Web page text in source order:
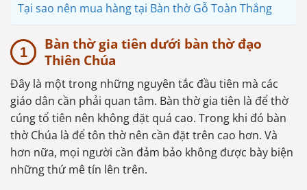
Tại sao nên mua hàng tại Bàn thờ Gỗ Toàn Thắng
Bàn thờ gia tiên dưới bàn thờ đạo
Thiên Chúa
Đây là một trong những nguyên tắc đầu tiên mà các
giáo dân cần phải quan tâm. Bàn thờ gia tiên là để thờ
cúng tổ tiên nên không đặt quá cao. Trong khi đó bàn
thờ Chúa là để tôn thờ nên cần đặt trên cao hơn. Và
hơn nữa, mọi người cần đảm bảo không được bày biện
những thứ mê tín lên trên.